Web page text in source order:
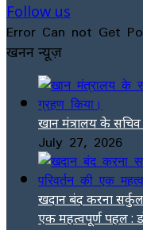
Follow us
Error Can not Get
खनन न्यूज़
खान मंत्रालय के
July 27, 2026
खदान बंद करना
एक महत्वपूर्ण पहल :